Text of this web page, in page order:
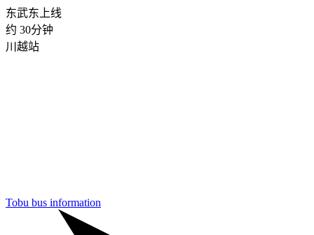
东武东上线
约 30分钟
川越站
Tobu bus information